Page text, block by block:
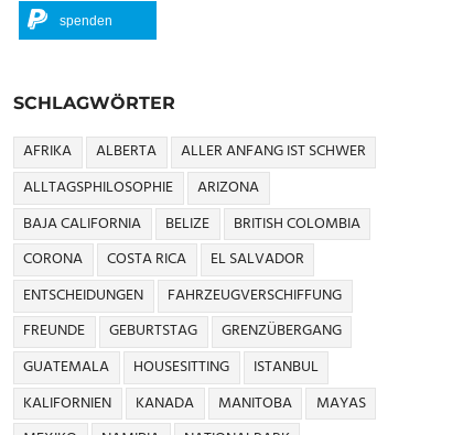
spenden
SCHLAGWÖRTER
AFRIKA ALBERTA
ALLER ANFANG IST SCHWER
ALLTAGSPHILOSOPHIE
ARIZONA
BAJA CALIFORNIA
BELIZE
BRITISH COLOMBIA
CORONA
COSTA RICA
EL SALVADOR
ENTSCHEIDUNGEN
FAHRZEUGVERSCHIFFUNG
FREUNDE
GEBURTSTAG
GRENZÜBERGANG
GUATEMALA
HOUSESITTING
ISTANBUL
KALIFORNIEN
KANADA MANITOBA
MAYAS